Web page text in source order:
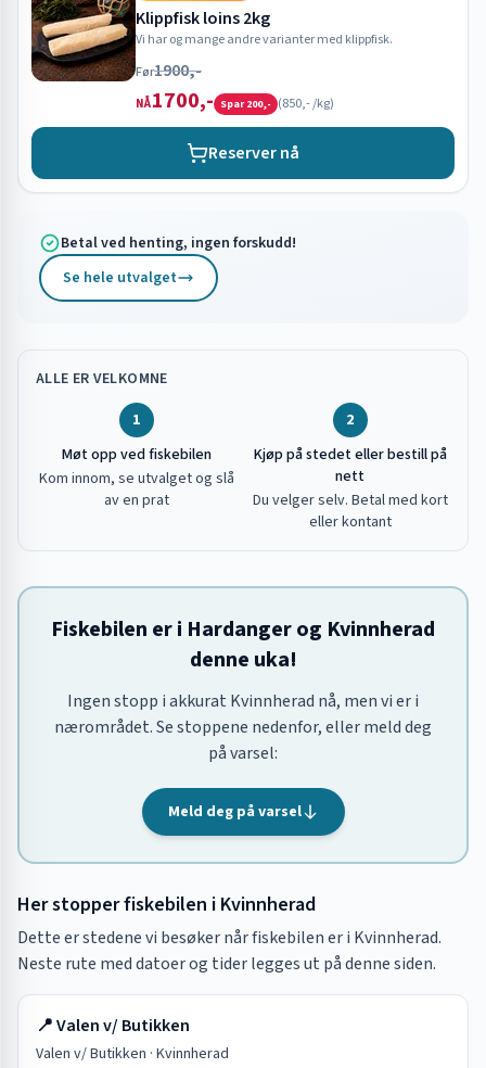
Klippfisk loins 2kg
Vi har og mange andre varianter med klippfisk.
Før1900,-
NÅ1700,- Spar200,- (850,-/kg)
Reserver nå
Betal ved henting, ingen forskudd!
Se hele utvalget
ALLE ER VELKOMNE
1
Møt opp ved fiskebilen
Kom innom, se utvalget og slå
av en prat
2
Kjøp på stedet eller bestill på
nett
Du velger selv. Betal med kort
eller kontant
Fiskebilen er i Hardanger og Kvinnherad
denne uka!
Ingen stopp i akkurat Kvinnherad nå, men vi er i
nærområdet. Se stoppene nedenfor, eller meld deg
på varsel:
Meld deg på varsel
Her stopper fiskebilen i Kvinnherad
Dette er stedene vi besøker når fiskebilen er i Kvinnherad.
Neste rute med datoer og tider legges ut på denne siden.
📍Valen v/ Butikken
Valen v/ Butikken · Kvinnherad